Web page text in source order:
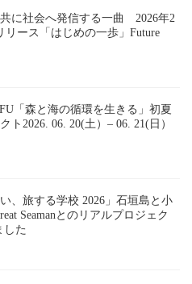
に社会へ発信する一曲 2026年2
リース「はじめの一歩」Future
「森と海の循環を生きる」初夏
ト2026. 06. 20(土）– 06. 21(日）
、旅する学校 2026」石垣島と小
Seamanとのリアルプロジェク
した